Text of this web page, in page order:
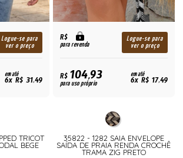
Logue-se para
ver o preço
em até
6x R$ 31,49
TRICOT
BEGE
R$
para revenda
Logue-se para
ver o preço
R$104,93
para uso próprio
em até
6x R$ 17,49
35822 - 1282 SAIA ENVELOPE
SAÍDA DE PRAIA RENDA CROCHÊ
TRAMA ZIG PRETO